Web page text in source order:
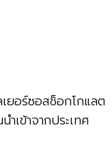
ยอร์ซอสช็อกโกแลต
เข้าจากประเทศ